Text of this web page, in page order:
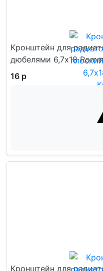
Кронштейн для
дюбелями 6,7x18
16 р
Кронштейн для